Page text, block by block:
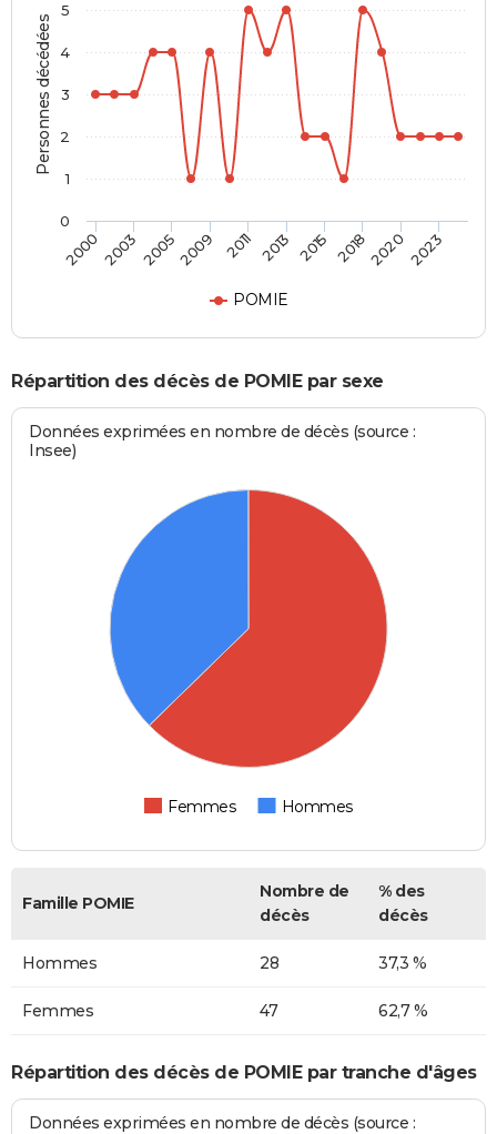
Personnes décédées
POMIE
2000200320052009 2011 2013 2015 201820202023
0
1
2
3
4
5
Répartition des décès de POMIE par sexe
Données exprimées en nombre de décès (source :
Insee)
Femmes Hommes
Famille POMIE
Nombre de
décès
% des
décès
Hommes 28 37,3 %
Femmes 47 62,7 %
Répartition des décès de POMIE par tranche d'âges
Données exprimées en nombre de décès (source :